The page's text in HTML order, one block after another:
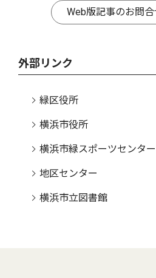
Web版記事のお問
外部リンク
緑区役所
横浜市役所
横浜市緑スポーツセンター
地区センター
横浜市立図書館